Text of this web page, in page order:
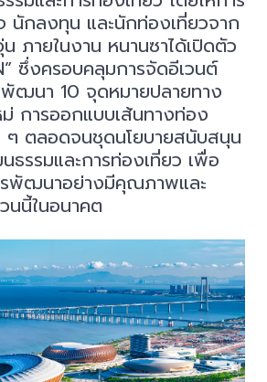
นักลงทุน และนักท่องเที่ยวจาก
ภายในงาน หนานซาได้เปิดตัว
ซึ่งครอบคลุมการจัดอีเวนต์
พัฒนา 10 จุดหมายปลายทาง
การออกแบบเส้นทางท่อง
ๆ ตลอดจนชุดนโยบายสนับสนุน
รรมและการท่องเที่ยว เพื่อ
รพัฒนาอย่างมีคุณภาพและ
นี้ในอนาคต